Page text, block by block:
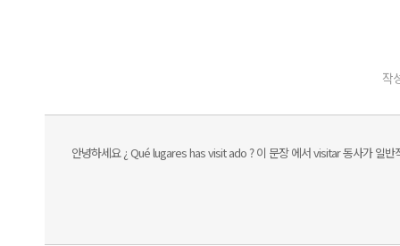
작
안녕하세요 ¿ Qué lugares has visit ado ? 이 문장 에서 visitar 동사가 일